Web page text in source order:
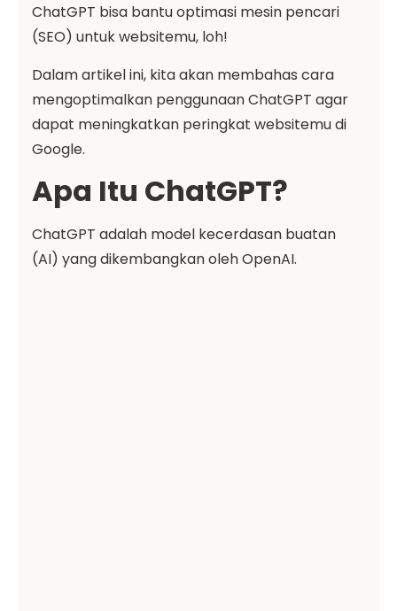
ChatGPT bisa bantu optimasi mesin pencari
(SEO) untuk websitemu, loh!
Dalam artikel ini, kita akan membahas cara
mengoptimalkan penggunaan ChatGPT agar
dapat meningkatkan peringkat websitemu di
Google.
Apa Itu ChatGPT?
ChatGPT adalah model kecerdasan buatan
(AI) yang dikembangkan oleh OpenAI.